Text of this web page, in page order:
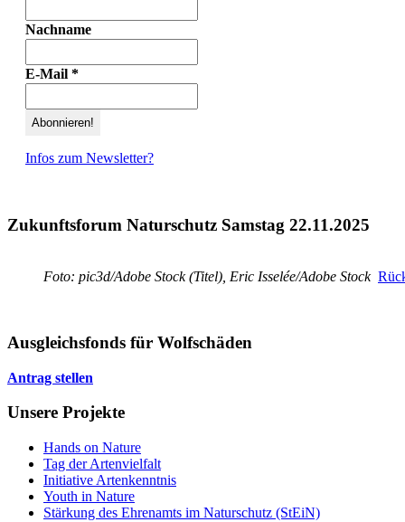
Nachname
E-Mail *
Infos zum Newsletter?
Zukunftsforum Naturschutz Samstag 22.11.2025
Foto: pic3d/Adobe Stock (Titel), Eric Isselée/Adobe Stock
Ausgleichsfonds für Wolfschäden
Antrag stellen
Unsere Projekte
Hands on Nature
Tag der Artenvielfalt
Initiative Artenkenntnis
Youth in Nature
Stärkung des Ehrenamts im Naturschutz (StEiN)